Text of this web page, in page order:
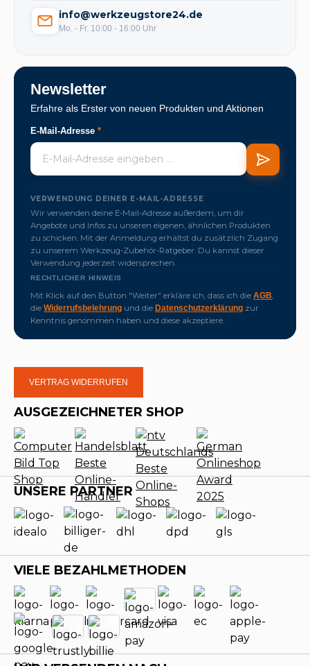
info@werkzeugstore24.de
Mo. - Fr. 10:00 - 16:00 Uhr
Newsletter
Erfahre als Erster von neuen Produkten und Aktionen
E-Mail-Adresse *
VERWENDUNG DEINER E-MAIL-ADRESSE
Wir verwenden deine E-Mail-Adresse außerdem, um dir
Angebote und Infos zu unseren eigenen, ähnlichen Produkten
zu schicken. Mit der Anmeldung erhältst du zusätzlich Zugang
zu unserem Werkzeug-Zubehör-Ratgeber. Du kannst dieser
Verwendung jederzeit widersprechen.
RECHTLICHER HINWEIS
Mit Klick auf den Button "Weiter" erkläre ich, dass ich die AGB,
die Widerrufsbelehrung und die Datenschutzerklärung zur
Kenntnis genommen haben und diese akzeptiere.
VERTRAG WIDERRUFEN
AUSGEZEICHNETER SHOP
UNSERE PARTNER
VIELE BEZAHLMETHODEN